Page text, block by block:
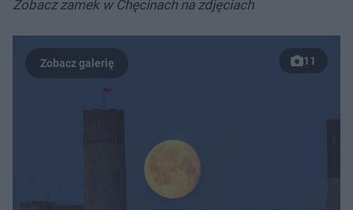
Zobacz zamek w Chęcinach na zdjęciach
11